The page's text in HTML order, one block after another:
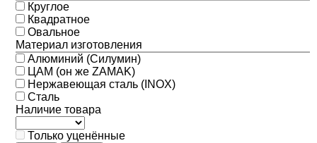
Круглое
Квадратное
Овальное
Материал изготовления
Алюминий (Силумин)
ЦАМ (он же ZAMAK)
Нержавеющая сталь (INOX)
Сталь
Наличие товара
Только уценённые